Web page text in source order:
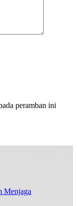
peramban ini